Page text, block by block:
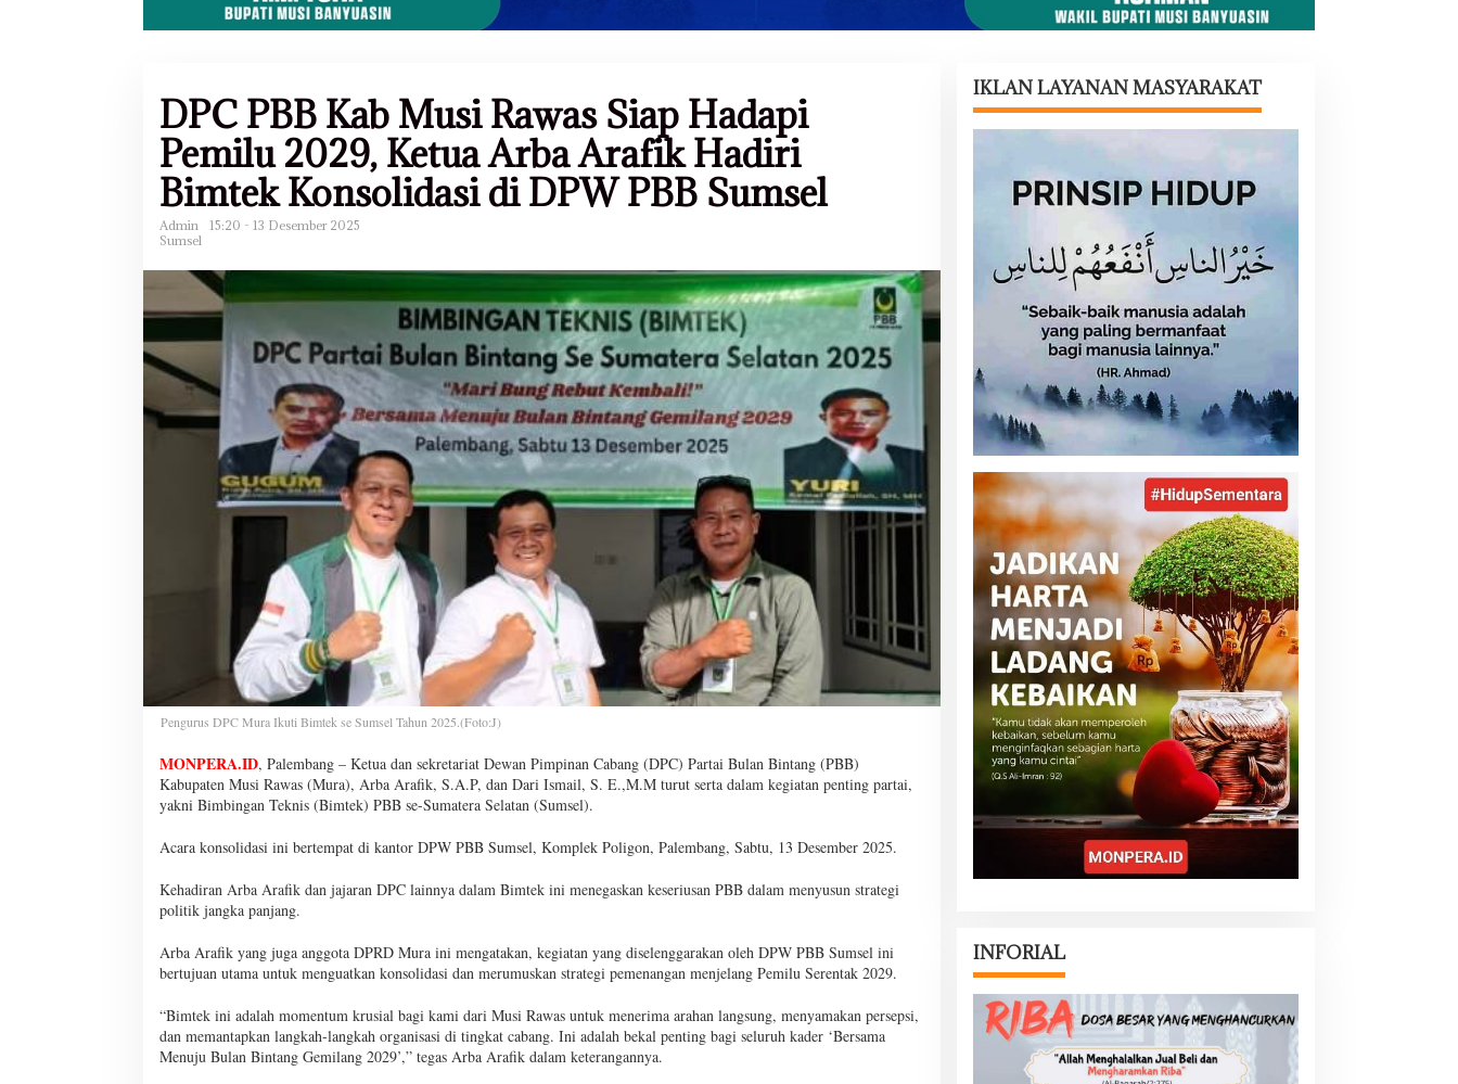
DPC PBB Kab Musi Rawas Siap Hadapi
Pemilu 2029, Ketua Arba Arafik Hadiri
Bimtek Konsolidasi di DPW PBB Sumsel
Admin
15:20 - 13 Desember 2025
Sumsel
Pengurus DPC Mura Ikuti Bimtek se Sumsel Tahun 2025.(Foto:J)
MONPERA.ID, Palembang – Ketua dan sekretariat Dewan Pimpinan Cabang (DPC) Partai Bulan Bintang (PBB)
Kabupaten Musi Rawas (Mura), Arba Arafik, S.A.P, dan Dari Ismail, S. E.,M.M turut serta dalam kegiatan penting partai,
yakni Bimbingan Teknis (Bimtek) PBB se-Sumatera Selatan (Sumsel).
Acara konsolidasi ini bertempat di kantor DPW PBB Sumsel, Komplek Poligon, Palembang, Sabtu, 13 Desember 2025.
Kehadiran Arba Arafik dan jajaran DPC lainnya dalam Bimtek ini menegaskan keseriusan PBB dalam menyusun strategi
politik jangka panjang.
Arba Arafik yang juga anggota DPRD Mura ini mengatakan, kegiatan yang diselenggarakan oleh DPW PBB Sumsel ini
bertujuan utama untuk menguatkan konsolidasi dan merumuskan strategi pemenangan menjelang Pemilu Serentak 2029.
“Bimtek ini adalah momentum krusial bagi kami dari Musi Rawas untuk menerima arahan langsung, menyamakan persepsi,
dan memantapkan langkah-langkah organisasi di tingkat cabang. Ini adalah bekal penting bagi seluruh kader ‘Bersama
Menuju Bulan Bintang Gemilang 2029’,” tegas Arba Arafik dalam keterangannya.
IKLAN LAYANAN MASYARAKAT
INFORIAL